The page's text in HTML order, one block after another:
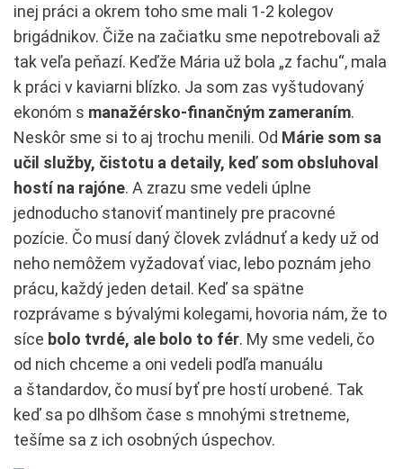
inej práci a okrem toho sme mali 1-2 kolegov
brigádnikov. Čiže na začiatku sme nepotrebovali až
tak veľa peňazí. Keďže Mária už bola „z fachu“, mala
k práci v kaviarni blízko. Ja som zas vyštudovaný
ekonóm s manažérsko-finančným zameraním.
Neskôr sme si to aj trochu menili. Od Márie som sa
učil služby, čistotu a detaily, keď som obsluhoval
hostí na rajóne. A zrazu sme vedeli úplne
jednoducho stanoviť mantinely pre pracovné
pozície. Čo musí daný človek zvládnuť a kedy už od
neho nemôžem vyžadovať viac, lebo poznám jeho
prácu, každý jeden detail. Keď sa spätne
rozprávame s bývalými kolegami, hovoria nám, že to
síce bolo tvrdé, ale bolo to fér. My sme vedeli, čo
od nich chceme a oni vedeli podľa manuálu
a štandardov, čo musí byť pre hostí urobené. Tak
keď sa po dlhšom čase s mnohými stretneme,
tešíme sa z ich osobných úspechov.